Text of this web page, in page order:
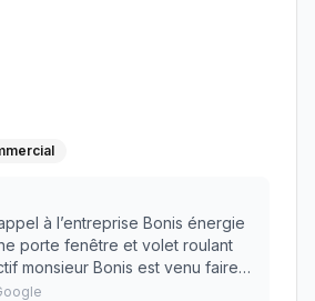
à l’entreprise Bonis énergie
porte fenêtre et volet roulant
monsieur Bonis est venu faire
de qualité , ouvriers